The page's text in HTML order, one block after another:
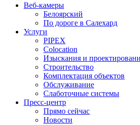
Веб-камеры
Белоярский
По дороге в Салехард
Услуги
PIPEX
Colocation
Изыскания и
Строительство
Комплектация объектов
Обслуживание
Слаботочные системы
Пресс-центр
Прямо сейчас
Новости